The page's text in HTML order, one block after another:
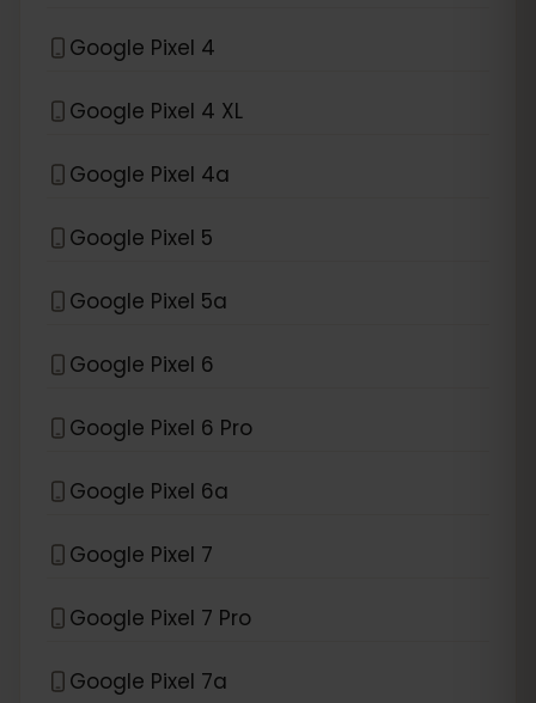
Google Pixel 4
Google Pixel 4 XL
Google Pixel 4a
Google Pixel 5
Google Pixel 5a
Google Pixel 6
Google Pixel 6 Pro
Google Pixel 6a
Google Pixel 7
Google Pixel 7 Pro
Google Pixel 7a